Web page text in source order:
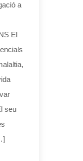
a
El
seu